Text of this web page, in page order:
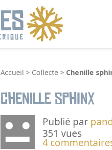
Accueil > Collecte > Chenille
Chenille sphinx
Publié par
351 vues
4